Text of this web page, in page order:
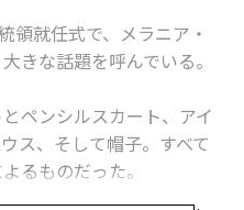
領就任式で、メラニア・
きな話題を呼んでいる。
ペンシルスカート、アイ
ス、そして帽子。すべて
るものだった。